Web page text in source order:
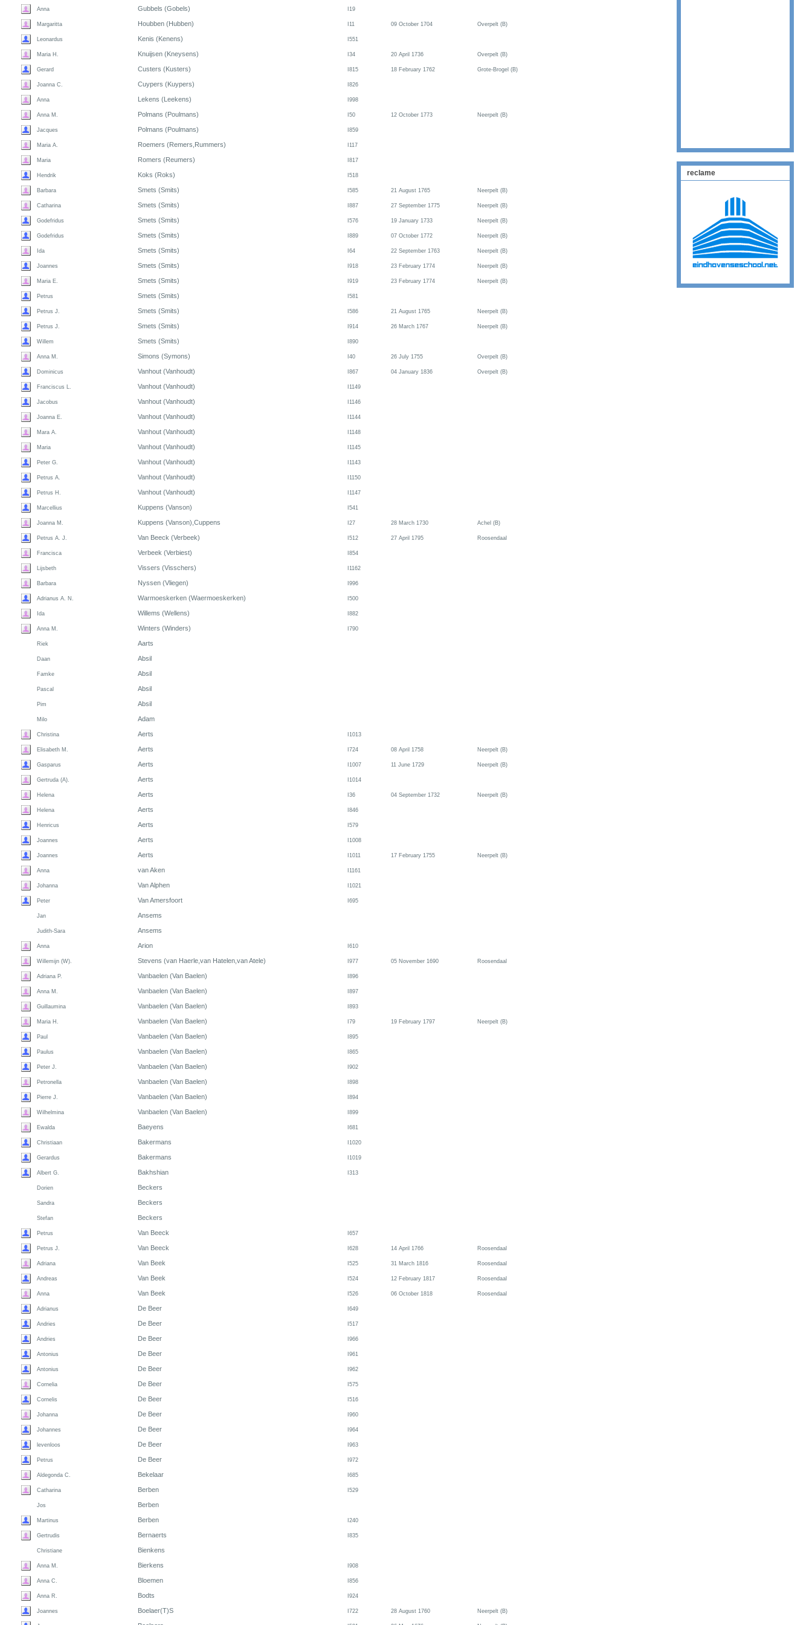
Anna Gubbels (Gobels) I19
Margaritta Houbben (Hubben) I11 09 October 1704 Overpelt (B)
Leonardus Kenis (Kenens) I551
Maria H. Knuijsen (Kneysens) I34 20 April 1736 Overpelt (B)
Gerard Custers (Kusters) I815 18 February 1762 Grote-Brogel (B)
Joanna C. Cuypers (Kuypers) I826
Anna Lekens (Leekens) I998
Anna M. Polmans (Poulmans) I50 12 October 1773 Neerpelt (B)
Jacques Polmans (Poulmans) I859
Maria A. Roemers (Remers,Rummers) I117
Maria Romers (Reumers) I817
Hendrik Koks (Roks) I518
Barbara Smets (Smits) I585 21 August 1765 Neerpelt (B)
Catharina Smets (Smits) I887 27 September 1775 Neerpelt (B)
Godefridus Smets (Smits) I576 19 January 1733 Neerpelt (B)
Godefridus Smets (Smits) I889 07 October 1772 Neerpelt (B)
Ida Smets (Smits) I64 22 September 1763 Neerpelt (B)
Joannes Smets (Smits) I918 23 February 1774 Neerpelt (B)
Maria E. Smets (Smits) I919 23 February 1774 Neerpelt (B)
Petrus Smets (Smits) I581
Petrus J. Smets (Smits) I586 21 August 1765 Neerpelt (B)
Petrus J. Smets (Smits) I914 26 March 1767 Neerpelt (B)
Willem Smets (Smits) I890
Anna M. Simons (Symons) I40 26 July 1755 Overpelt (B)
Dominicus Vanhout (Vanhoudt) I867 04 January 1836 Overpelt (B)
Franciscus L. Vanhout (Vanhoudt) I1149
Jacobus Vanhout (Vanhoudt) I1146
Joanna E. Vanhout (Vanhoudt) I1144
Mara A. Vanhout (Vanhoudt) I1148
Maria Vanhout (Vanhoudt) I1145
Peter G. Vanhout (Vanhoudt) I1143
Petrus A. Vanhout (Vanhoudt) I1150
Petrus H. Vanhout (Vanhoudt) I1147
Marcellius Kuppens (Vanson) I541
Joanna M. Kuppens (Vanson),Cuppens I27 28 March 1730 Achel (B)
Petrus A. J. Van Beeck (Verbeek) I512 27 April 1795 Roosendaal
Francisca Verbeek (Verbiest) I854
Lijsbeth Vissers (Visschers) I1162
Barbara Nyssen (Vliegen) I996
Adrianus A. N. Warmoeskerken (Waermoeskerken) I500
Ida Willems (Wellens) I882
Anna M. Winters (Winders) I790
Riek Aarts
Daan Absil
Famke Absil
Pascal Absil
Pim Absil
Milo Adam
Christina Aerts I1013
Elisabeth M. Aerts I724 08 April 1758 Neerpelt (B)
Gasparus Aerts I1007 11 June 1729 Neerpelt (B)
Gertruda (A). Aerts I1014
Helena Aerts I36 04 September 1732 Neerpelt (B)
Helena Aerts I846
Henricus Aerts I579
Joannes Aerts I1008
Joannes Aerts I1011 17 February 1755 Neerpelt (B)
Anna van Aken I1161
Johanna Van Alphen I1021
Peter Van Amersfoort I695
Jan Ansems
Judith-Sara Ansems
Anna Arion I610
Willemijn (W). Stevens (van Haerle,van Hatelen,van Atele) I977 05 November 1690 Roosendaal
Adriana P. Vanbaelen (Van Baelen) I896
Anna M. Vanbaelen (Van Baelen) I897
Guillaumina Vanbaelen (Van Baelen) I893
Maria H. Vanbaelen (Van Baelen) I79 19 February 1797 Neerpelt (B)
Paul Vanbaelen (Van Baelen) I895
Paulus Vanbaelen (Van Baelen) I865
Peter J. Vanbaelen (Van Baelen) I902
Petronella Vanbaelen (Van Baelen) I898
Pierre J. Vanbaelen (Van Baelen) I894
Wilhelmina Vanbaelen (Van Baelen) I899
Ewalda Baeyens I681
Christiaan Bakermans I1020
Gerardus Bakermans I1019
Albert G. Bakhshian I313
Dorien Beckers
Sandra Beckers
Stefan Beckers
Petrus Van Beeck I657
Petrus J. Van Beeck I628 14 April 1766 Roosendaal
Adriana Van Beek I525 31 March 1816 Roosendaal
Andreas Van Beek I524 12 February 1817 Roosendaal
Anna Van Beek I526 06 October 1818 Roosendaal
Adrianus De Beer I649
Andries De Beer I517
Andries De Beer I966
Antonius De Beer I961
Antonius De Beer I962
Cornelia De Beer I575
Cornelis De Beer I516
Johanna De Beer I960
Johannes De Beer I964
levenloos De Beer I963
Petrus De Beer I972
Aldegonda C. Bekelaar I685
Catharina Berben I529
Jos Berben
Martinus Berben I240
Gertrudis Bernaerts I835
Christiane Bienkens
Anna M. Bierkens I908
Anna C. Bloemen I856
Anna R. Bodts I924
Joannes Boelaer(T)S I722 28 August 1760 Neerpelt (B)
reclame